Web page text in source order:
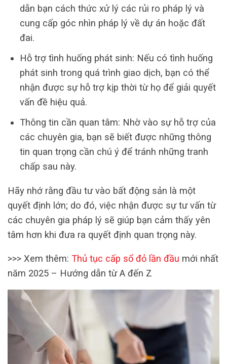
dẫn bạn cách thức xử lý các rủi ro pháp lý và
cung cấp góc nhìn pháp lý về dự án hoặc đất
đai.
Hỗ trợ tình huống phát sinh: Nếu có tình huống
phát sinh trong quá trình giao dịch, bạn có thể
nhận được sự hỗ trợ kịp thời từ họ để giải quyết
vấn đề hiệu quả.
Thông tin cần quan tâm: Nhờ vào sự hỗ trợ của
các chuyên gia, bạn sẽ biết được những thông
tin quan trọng cần chú ý để tránh những tranh
chấp sau này.
Hãy nhớ rằng đầu tư vào bất động sản là một
quyết định lớn; do đó, việc nhận được sự tư vấn từ
các chuyên gia pháp lý sẽ giúp bạn cảm thấy yên
tâm hơn khi đưa ra quyết định quan trọng này.
>>> Xem thêm: Thủ tục cấp sổ đỏ lần đầu mới nhất
năm 2025 – Hướng dẫn từ A đến Z